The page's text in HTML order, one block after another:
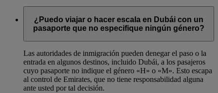
¿Puedo viajar o hacer escala en Dubái con un
pasaporte que no especifique ningún género?
Las autoridades de inmigración pueden denegar el paso o la
entrada en algunos destinos, incluido Dubái, a los pasajeros
cuyo pasaporte no indique el género «H» o «M». Esto escapa
al control de Emirates, que no tiene responsabilidad alguna
ante usted por tal decisión.